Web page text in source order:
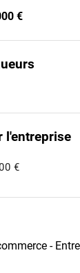
€
l'entreprise
€
-